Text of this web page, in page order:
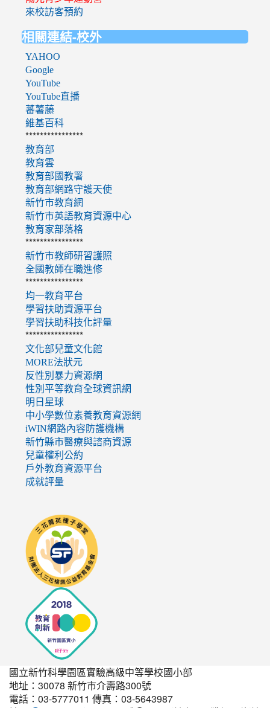
來校訪客預約
相關連結-校外
YAHOO
Google
YouTube
YouTube直播
蕃薯藤
維基百科
****************
教育部
教育雲
教育部國教署
教育部網路守護天使
新竹市教育網
新竹市英語教育資源中心
教育家部落格
****************
新竹市教師研習護照
全國教師在職進修
****************
均一教育平台
學習扶助資源平台
學習扶助科技化評量
****************
文化部兒童文化館
MORE法狀元
反性別暴力資源網
性別平等教育全球資訊網
明日星球
中小學數位素養教育資源網
iWIN網路內容防護機構
新竹縣市醫療與諮商資源
兒童權利公約
戶外教育資源平台
成就評量
http://seedschool.sunflower.org.tw/
國立新竹科學園區實驗高級中等學校國小部
地址：30078 新竹市介壽路300號
電話：03-5777011 傳真：03-5643987